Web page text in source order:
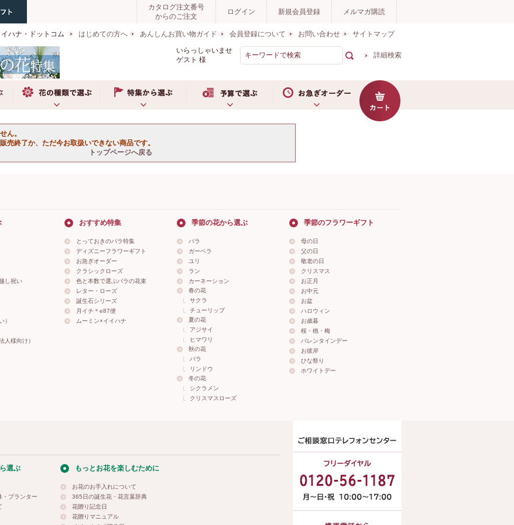
カタログ注文番号
からのご注文
ログイン 新規会員登録 メルマガ購読
ハナ・ドットコム はじめての方へ あんしんお買い物ガイド 会員登録について お問い合わせ
サイトマップ
いらっしゃいませ
ゲスト 様
詳細検索
ん。
売終了か、ただ今お取扱いできない商品です。
トップページへ戻る
し祝い
）
人様向け）
おすすめ特集
とっておきのバラ特集
ディズニーフラワーギフト
お急ぎオーダー
クラシックローズ
色と本数で選ぶバラの花束
レター・ローズ
誕生石シリーズ
月イチ＊e87便
ムーミン×イイハナ
季節の花から選ぶ
バラ
ガーベラ
ユリ
ラン
カーネーション
春の花
サクラ
チューリップ
夏の花
アジサイ
ヒマワリ
秋の花
バラ
リンドウ
冬の花
シクラメン
クリスマスローズ
季節のフラワーギフト
母の日
父の日
敬老の日
クリスマス
お正月
お中元
お盆
ハロウィン
お歳暮
桜・桃・梅
バレンタインデー
お彼岸
ひな祭り
ホワイトデー
選ぶ
・プランター
もっとお花を楽しむために
お花のお手入れについて
365日の誕生花・花言葉辞典
花贈り記念日
花贈りマニュアル